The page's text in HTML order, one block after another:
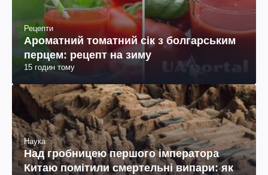
Рецепти
Ароматний томатний сік з болгарським
перцем: рецепт на зиму
15 годин тому
Наука
Над гробницею першого імператора
Китаю помітили смертельні випари: як